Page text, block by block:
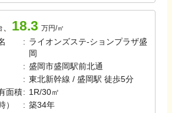
18.3 万円/㎡
: ライオンズステ-ションプラザ盛
岡
: 盛岡市盛岡駅前北通
: 東北新幹線 / 盛岡駅 徒歩5分
面積: 1R/30㎡
）
: 築34年